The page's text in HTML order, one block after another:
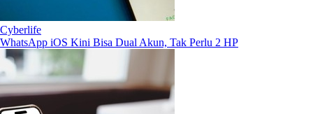
Cyberlife
WhatsApp iOS Kini Bisa Dual Akun, Tak Perlu 2 HP